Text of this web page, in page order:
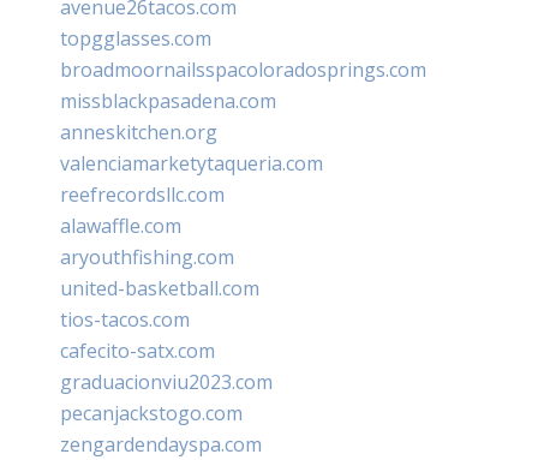
avenue26tacos.com
topgglasses.com
broadmoornailsspacoloradosprings.com
missblackpasadena.com
anneskitchen.org
valenciamarketytaqueria.com
reefrecordsllc.com
alawaffle.com
aryouthfishing.com
united-basketball.com
tios-tacos.com
cafecito-satx.com
graduacionviu2023.com
pecanjackstogo.com
zengardendayspa.com